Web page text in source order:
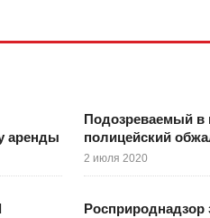
аренды
Подозреваемый в
полицейский
2 июля 2020
Росприроднадзор